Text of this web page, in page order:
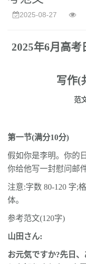
2025-08-27
2025年6月高考
写作(
范
第一节(满分10分)
假如你是李明。你的
你给他写一封慰问邮件
注意:字数 80-120 字;
体。
参考范文(120字)
山田さん:
お元気ですか?先日